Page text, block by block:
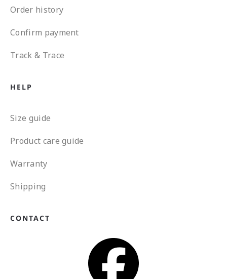
Order history
Confirm payment
Track & Trace
HELP
Size guide
Product care guide
Warranty
Shipping
CONTACT